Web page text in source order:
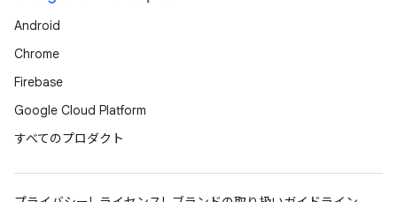
Android
Chrome
Firebase
Google Cloud Platform
すべてのプロダクト